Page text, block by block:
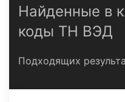
Найденные в
коды ТН ВЭД
Подходящих